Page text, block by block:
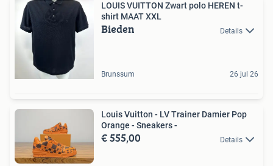
LOUIS VUITTON Zwart polo HEREN t-
shirt MAAT XXL
Bieden Details
Brunssum 26 jul 26
Louis Vuitton - LV Trainer Damier Pop
Orange - Sneakers -
€ 555,00 Details